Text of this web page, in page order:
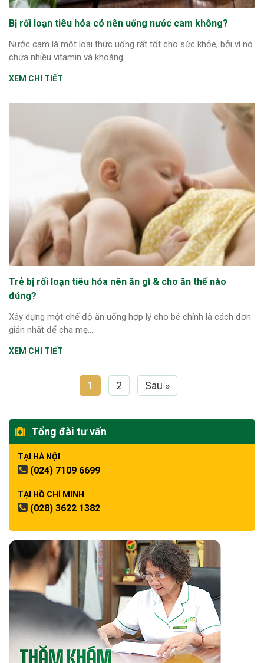
Bị rối loạn tiêu hóa có nên uống nước cam không?
Nước cam là một loại thức uống rất tốt cho sức khỏe, bởi vì nó
chứa nhiều vitamin và khoáng...
XEM CHI TIẾT
Trẻ bị rối loạn tiêu hóa nên ăn gì & cho ăn thế nào
đúng?
Xây dựng một chế độ ăn uống hợp lý cho bé chính là cách đơn
giản nhất để cha mẹ...
XEM CHI TIẾT
1 2 Sau »
Tổng đài tư vấn
TẠI HÀ NỘI
(024) 7109 6699
TẠI HỒ CHÍ MINH
(028) 3622 1382